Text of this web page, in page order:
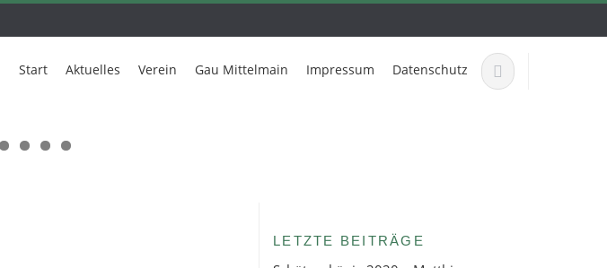
Start Aktuelles Verein Gau Mittelmain Impressum Datenschutz
LETZTE BEITRÄGE